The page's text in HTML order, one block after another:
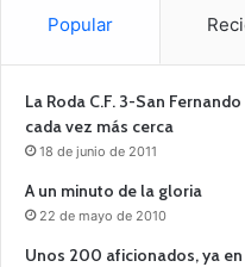
Popular
La Roda C.F. 3-San
cada vez más cerca
18 de junio de 2011
A un minuto de la gloria
22 de mayo de 2010
Unos 200 aficionados, ya